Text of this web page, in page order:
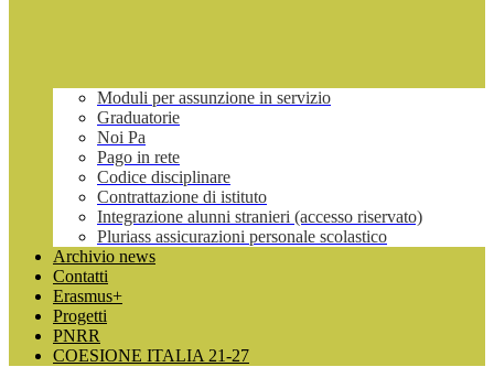
Moduli per assunzione in servizio
Graduatorie
Noi Pa
Pago in rete
Codice disciplinare
Contrattazione di istituto
Integrazione alunni stranieri (accesso riservato)
Pluriass assicurazioni personale scolastico
Archivio news
Contatti
Erasmus+
Progetti
PNRR
COESIONE ITALIA 21-27